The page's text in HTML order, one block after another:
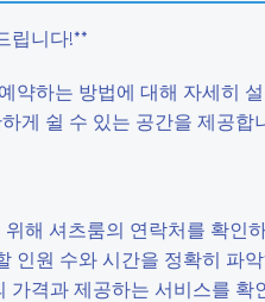
립니다!**
약하는 방법에 대해 자세히
게 쉴 수 있는 공간을 제공
해 셔츠룸의 연락처를 확인
인원 수와 시간을 정확히 파
가격과 제공하는 서비스를